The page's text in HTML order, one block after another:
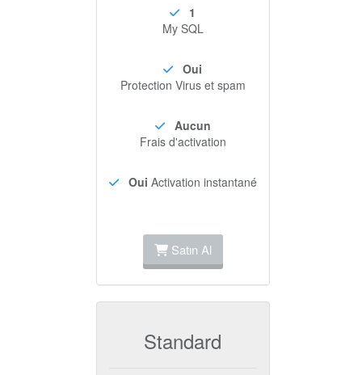
1
My SQL
Oui
Protection Virus et spam
Aucun
Frais d'activation
Oui Activation instantané
Satın Al
Standard